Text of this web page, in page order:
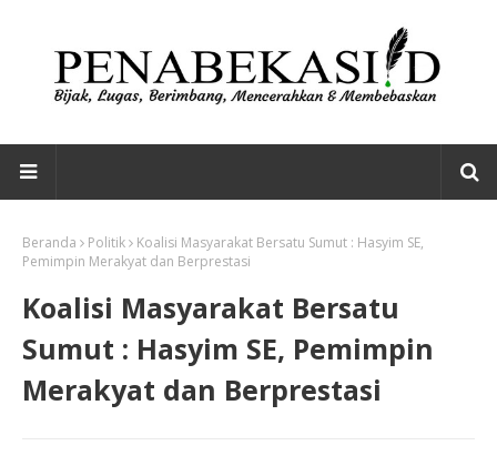
Beranda Politik
Koalisi Masyarakat Bersatu Sumut : Hasyim SE,
Pemimpin Merakyat dan Berprestasi
Koalisi Masyarakat Bersatu
Sumut : Hasyim SE, Pemimpin
Merakyat dan Berprestasi